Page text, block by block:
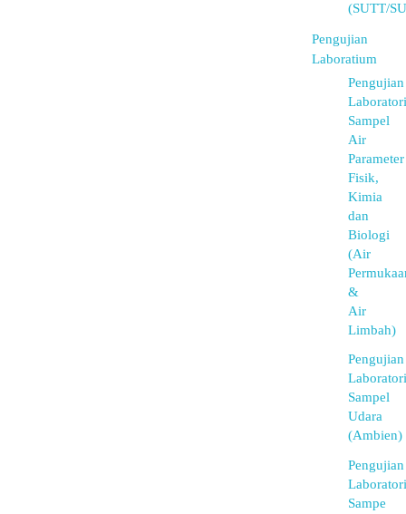
(SUTT/
Pengujian
Laboratium
Pengujian
Sampel
Air
Parameter
Fisik,
Kimia
dan
Biologi
(Air
&
Air
Limbah)
Pengujian
Sampel
Udara
(Ambien)
Pengujian
Sampe